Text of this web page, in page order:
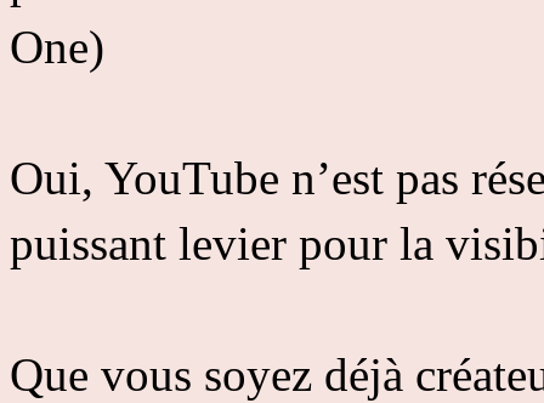
One)
Oui, YouTube n’est pas
puissant levier pour la
Que vous soyez déjà